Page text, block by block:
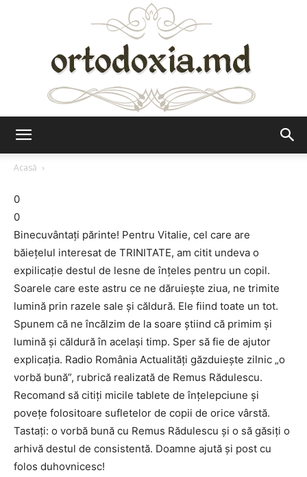
Acasă
0
0
Binecuvântaţi părinte! Pentru Vitalie, cel care are
băieţelul interesat de TRINITATE, am citit undeva o
expilicaţie destul de lesne de înţeles pentru un copil.
Soarele care este astru ce ne dăruieşte ziua, ne trimite
lumină prin razele sale şi căldură. Ele fiind toate un tot.
Spunem că ne încălzim de la soare ştiind că primim şi
lumină şi căldură în acelaşi timp. Sper să fie de ajutor
explicaţia. Radio România Actualităţi găzduieşte zilnic „o
vorbă bună”, rubrică realizată de Remus Rădulescu.
Recomand să citiţi micile tablete de înţelepciune şi
poveţe folositoare sufletelor de copii de orice vârstă.
Tastaţi: o vorbă bună cu Remus Rădulescu şi o să găsiţi o
arhivă destul de consistentă. Doamne ajută şi post cu
folos duhovnicesc!